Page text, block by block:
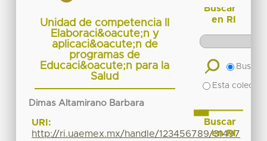
Unidad de competencia II
Elaboraci&oacute;n y
aplicaci&oacute;n de
programas de
Educaci&oacute;n para la
Salud
Dimas Altamirano Barbara
URI:
http://ri.uaemex.mx/handle/123456789/31497
Buscar
en RI
Buscar
Esta
Buscar
en RI